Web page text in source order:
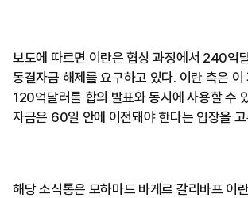
보도에 따르면 이란은 협상 과정에서 240억
동결자금 해제를 요구하고 있다. 이란 측은 이
120억달러를 합의 발표와 동시에 사용할 수
자금은 60일 안에 이전돼야 한다는 입장을
해당 소식통은 모하마드 바게르 갈리바프 이